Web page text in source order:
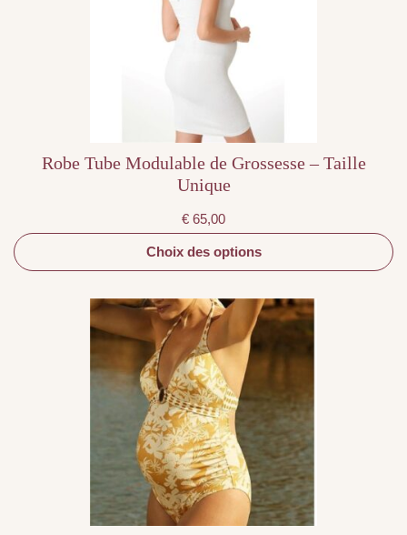
Robe Tube Modulable de Grossesse – Taille
Unique
€ 65,00
Choix des options
peuvent
être
choisies
Ce
produit
a
plusieurs
variations.
Les
options
peuvent
être
choisies
sur
la
page
du
produit